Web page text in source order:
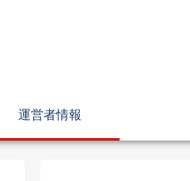
運営者情報